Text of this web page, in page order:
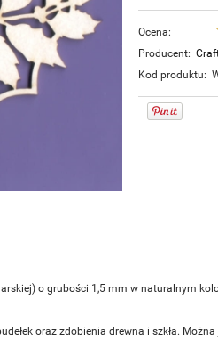
Ocena:
Producent:
Kod produktu:
o grubości 1,5 mm w naturalnym
oraz zdobienia drewna i szkła.